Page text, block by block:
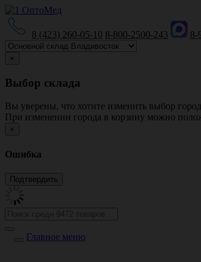
8 (423) 260-05-10 8-800-2500-243 8-
×
Выбор склада
Вы уверены, что хотите изменить выбор
При изменении города в корзину можно
×
Ошибка
Главное меню